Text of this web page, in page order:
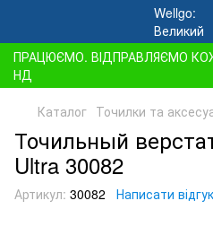
ПРАЦЮЄМО. ВІДПРАВЛЯЄМО
НД
Каталог Точилки та
Точильный
Ultra 30082
Артикул: 30082 Написати відгук